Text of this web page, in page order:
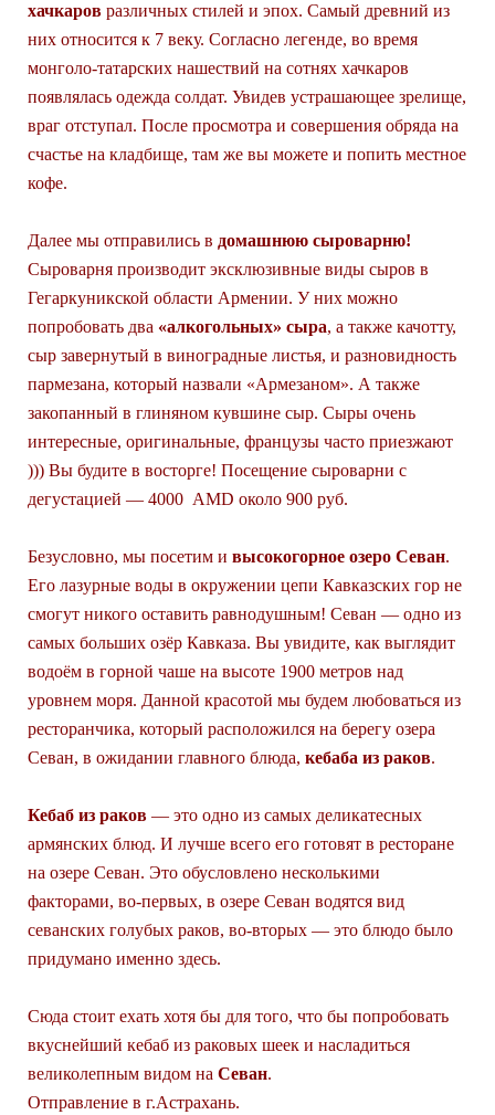
хачкаров различных стилей и эпох. Самый древний из
них относится к 7 веку. Согласно легенде, во время
монголо-татарских нашествий на сотнях хачкаров
появлялась одежда солдат. Увидев устрашающее зрелище,
враг отступал. После просмотра и совершения обряда на
счастье на кладбище, там же вы можете и попить местное
кофе.
Далее мы отправились в домашнюю сыроварню!
Сыроварня производит эксклюзивные виды сыров в
Гегаркуникской области Армении. У них можно
попробовать два «алкогольных» сыра, а также качотту,
сыр завернутый в виноградные листья, и разновидность
пармезана, который назвали «Армезаном». А также
закопанный в глиняном кувшине сыр. Сыры очень
интересные, оригинальные, французы часто приезжают
))) Вы будите в восторге! Посещение сыроварни с
дегустацией — 4000 AMD около 900 руб.
Безусловно, мы посетим и высокогорное озеро Севан.
Его лазурные воды в окружении цепи Кавказских гор не
смогут никого оставить равнодушным! Севан — одно из
самых больших озёр Кавказа. Вы увидите, как выглядит
водоём в горной чаше на высоте 1900 метров над
уровнем моря. Данной красотой мы будем любоваться из
ресторанчика, который расположился на берегу озера
Севан, в ожидании главного блюда, кебаба из раков.
Кебаб из раков — это одно из самых деликатесных
армянских блюд. И лучше всего его готовят в ресторане
на озере Севан. Это обусловлено несколькими
факторами, во-первых, в озере Севан водятся вид
севанских голубых раков, во-вторых — это блюдо было
придумано именно здесь.
Сюда стоит ехать хотя бы для того, что бы попробовать
вкуснейший кебаб из раковых шеек и насладиться
великолепным видом на Севан.
Отправление в г.Астрахань.